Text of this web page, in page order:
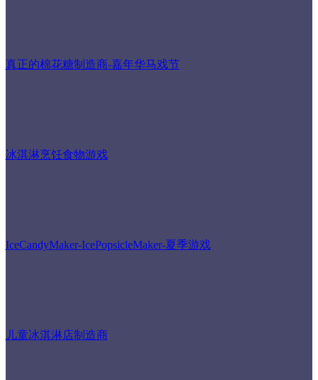
真正的棉花糖制造商-嘉年华马戏节
冰淇淋烹饪食物游戏
IceCandyMaker-IcePopsicleMaker-夏季游戏
儿童冰淇淋店制造商